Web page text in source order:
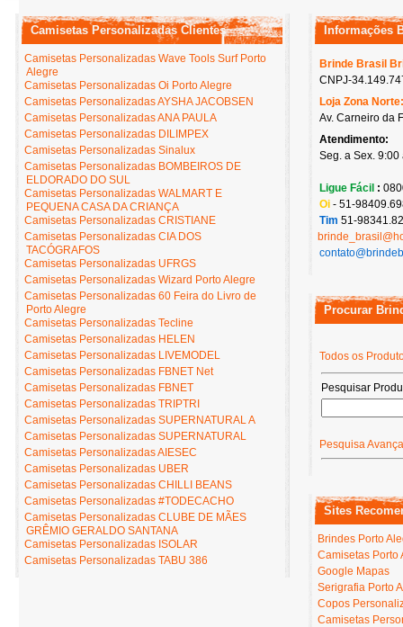
Camisetas Personalizadas Clientes
Camisetas Personalizadas Wave Tools Surf Porto
Alegre
Camisetas Personalizadas Oi Porto Alegre
Camisetas Personalizadas AYSHA JACOBSEN
Camisetas Personalizadas ANA PAULA
Camisetas Personalizadas DILIMPEX
Camisetas Personalizadas Sinalux
Camisetas Personalizadas BOMBEIROS DE
ELDORADO DO SUL
Camisetas Personalizadas WALMART E
PEQUENA CASA DA CRIANÇA
Camisetas Personalizadas CRISTIANE
Camisetas Personalizadas CIA DOS
TACÓGRAFOS
Camisetas Personalizadas UFRGS
Camisetas Personalizadas Wizard Porto Alegre
Camisetas Personalizadas 60 Feira do Livro de
Porto Alegre
Camisetas Personalizadas Tecline
Camisetas Personalizadas HELEN
Camisetas Personalizadas LIVEMODEL
Camisetas Personalizadas FBNET Net
Camisetas Personalizadas FBNET
Camisetas Personalizadas TRIPTRI
Camisetas Personalizadas SUPERNATURAL A
Camisetas Personalizadas SUPERNATURAL
Camisetas Personalizadas AIESEC
Camisetas Personalizadas UBER
Camisetas Personalizadas CHILLI BEANS
Camisetas Personalizadas #TODECACHO
Camisetas Personalizadas CLUBE DE MÃES
GRÊMIO GERALDO SANTANA
Camisetas Personalizadas ISOLAR
Camisetas Personalizadas TABU 386
Informações
Brinde Brasil
CNPJ-
Loja Zona
Av. Carneiro da
Atendimento:
Seg. a Sex.
Ligue Fácil :
Oi - 51-
Tim 51-
Procurar
Todos os
Pesquisar
Pesquisa
Sites
Brindes Porto
Camisetas Porto
Google Mapas
Serigrafia Porto
Copos
Camisetas